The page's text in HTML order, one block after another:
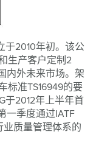
于2010年初。该公
生产客户定制2
内外未来市场。架
标准TS16949的要
于2012年上半年首
一季度通过IATF
业质量管理体系的